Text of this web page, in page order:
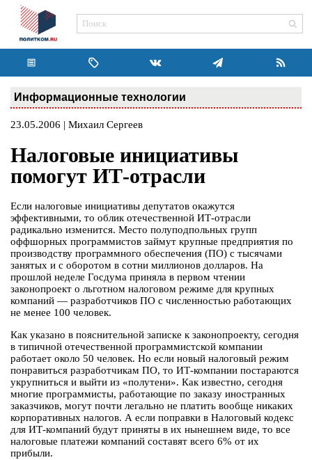
Информационные технологии
23.05.2006 | Михаил Сергеев
Налоговые инициативы
помогут ИТ-отрасли
Если налоговые инициативы депутатов окажутся
эффективными, то облик отечественной ИТ-отрасли
радикально изменится. Место полуподпольных групп
оффшорных программистов займут крупные предприятия по
производству программного обеспечения (ПО) с тысячами
занятых и с оборотом в сотни миллионов долларов. На
прошлой неделе Госдума приняла в первом чтении
законопроект о льготном налоговом режиме для крупных
компаний — разработчиков ПО с численностью работающих
не менее 100 человек.
Как указано в пояснительной записке к законопроекту, сегодня
в типичной отечественной программистской компании
работает около 50 человек. Но если новый налоговый режим
понравиться разработчикам ПО, то ИТ-компании постараются
укрупниться и выйти из «полутени». Как известно, сегодня
многие программисты, работающие по заказу иностранных
заказчиков, могут почти легально не платить вообще никаких
корпоративных налогов. А если поправки в Налоговый кодекс
для ИТ-компаний будут приняты в их нынешнем виде, то все
налоговые платежи компаний составят всего 6% от их
прибыли.